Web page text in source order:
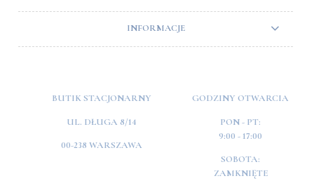
INFORMACJE
BUTIK STACJONARNY
UL. DŁUGA 8/14
00-238 WARSZAWA
GODZINY OTWARCIA
PON - PT:
9:00 - 17:00
SOBOTA:
ZAMKNIĘTE